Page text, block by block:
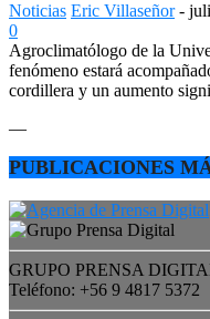
Noticias Eric Villaseñor -
0
Agroclimatólogo de la
fenómeno estará
cordillera y un aumento
—
PUBLICACIONES
GRUPO PRENSA
Teléfono: +56 9 4817 5372